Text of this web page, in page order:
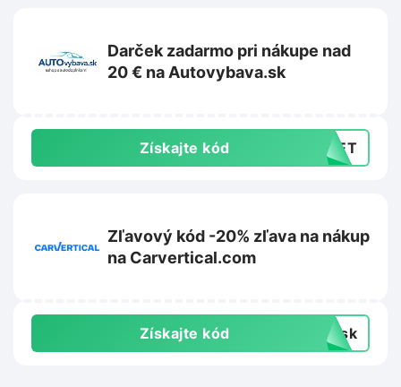
Darček zadarmo pri nákupe nad
20 € na Autovybava.sk
Získajte kód GNET
Zľavový kód -20% zľava na nákup
na Carvertical.com
Získajte kód dysk